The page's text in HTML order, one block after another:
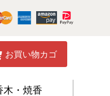
お買い物カゴ
木・焼香